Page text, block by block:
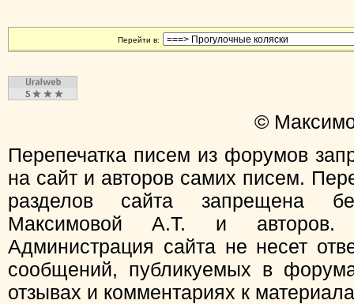
Перейти в:
©
Перепечатка писем из форумов
на сайт и авторов самих писем.
разделов сайта запрещена
Максимовой А.Т. и
Администрация сайта не несет
сообщений, публикуемых в
отзывах и комментариях к